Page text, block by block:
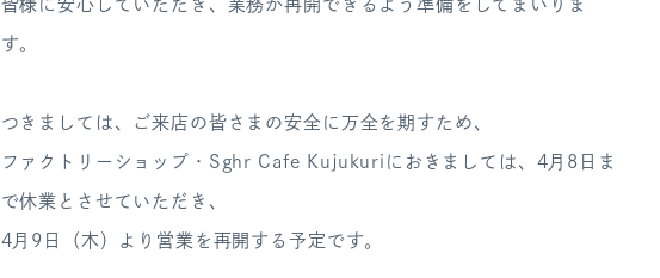
皆様に安心していただき、業務が再開できるよう準備をしてまいりま
す。
つきましては、ご来店の皆さまの安全に万全を期すため、
ファクトリーショップ・Sghr Cafe Kujukuriにおきましては、4月8日ま
で休業とさせていただき、
4月9日（木）より営業を再開する予定です。